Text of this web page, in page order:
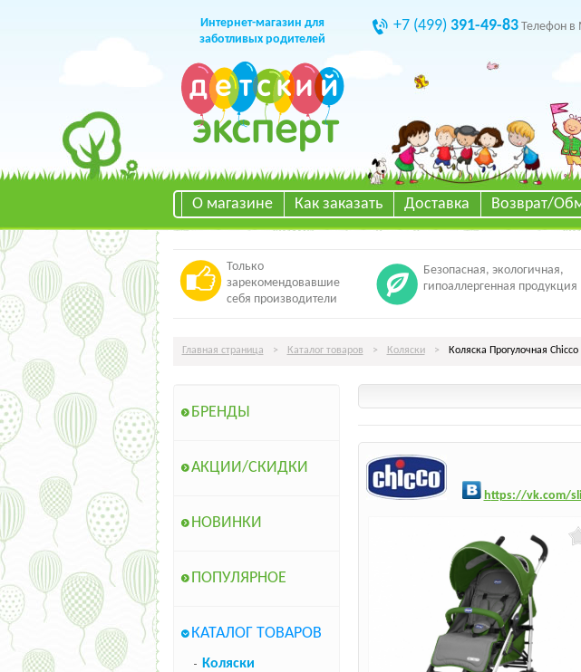
Интернет-магазин для
заботливых родителей
+7 (499) 391-49-83Телефон в
О магазине Как заказать Доставка Возврат/
Только
зарекомендовавшие
себя производители
Безопасная, экологичная,
гипоаллергенная продукция
Главная страница > Каталог товаров > Коляски > Коляска Прогулочная
БРЕНДЫ
АКЦИИ/СКИДКИ
НОВИНКИ
ПОПУЛЯРНОЕ
КАТАЛОГ ТОВАРОВ
Коляски
https://vk.com/